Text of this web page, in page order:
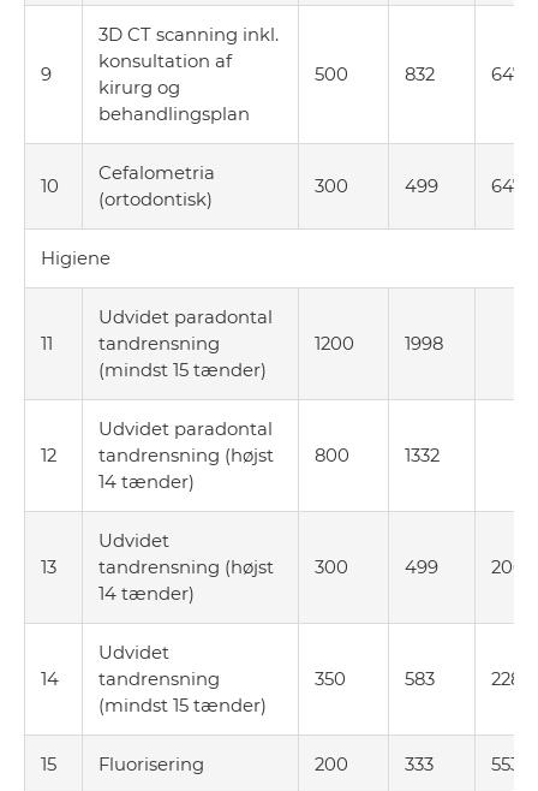
9
3D CT scanning inkl.
konsultation af
kirurg og
behandlingsplan
500 832 647
10
Cefalometria
(ortodontisk)
300 499 647
Higiene
11
Udvidet paradontal
tandrensning
(mindst 15 tænder)
1200 1998
12
Udvidet paradontal
tandrensning (højst
14 tænder)
800 1332
13
Udvidet
tandrensning (højst
14 tænder)
300 499 200
14
Udvidet
tandrensning
(mindst 15 tænder)
350 583 228
15 Fluorisering 200 333 553